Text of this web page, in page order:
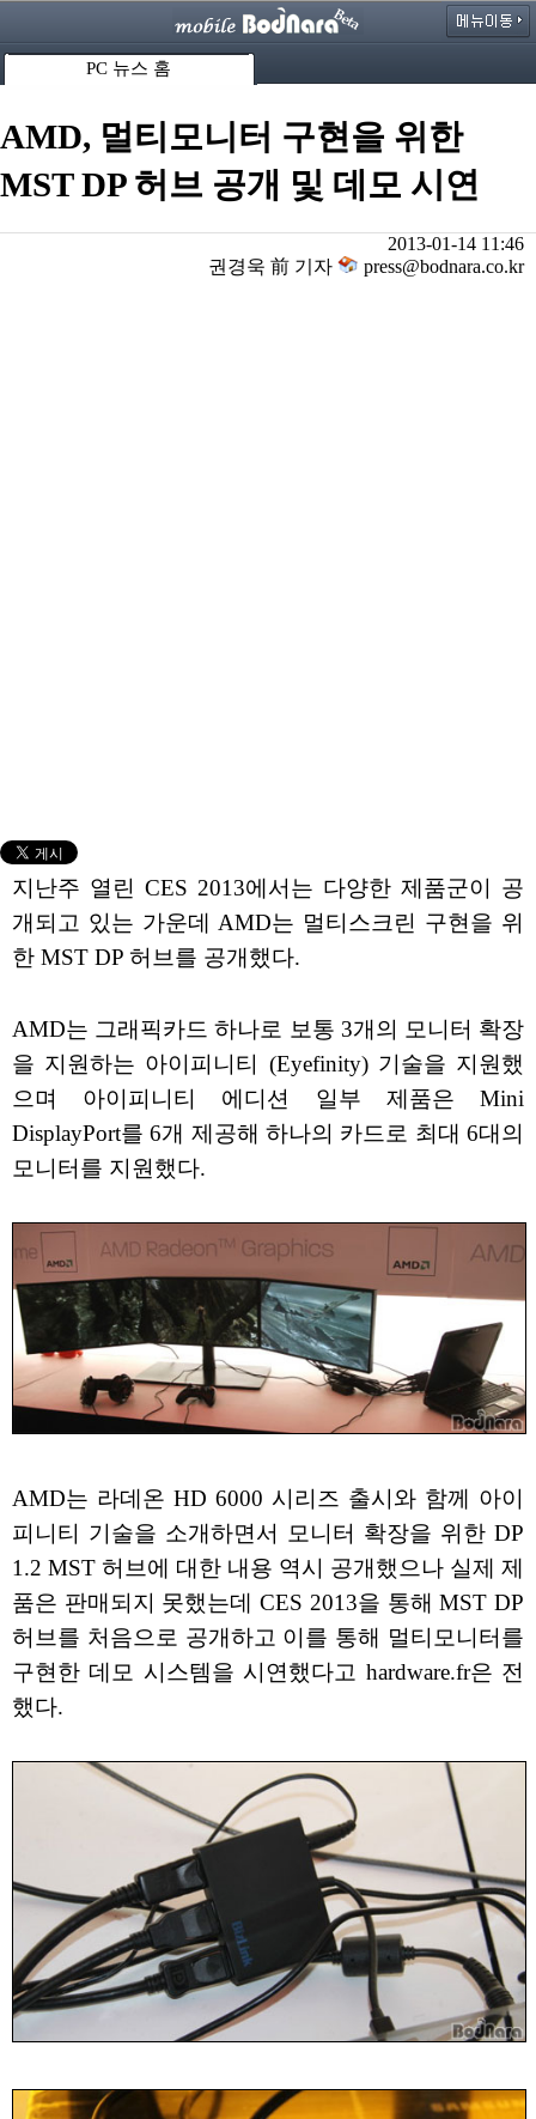
PC 뉴스 홈
AMD, 멀티모니터 구현을 위한
MST DP 허브 공개 및 데모 시연
2013-01-14 11:46
권경욱 前 기자
press@bodnara.co.kr
지난주 열린 CES 2013에서는 다양한 제품군이 공
개되고 있는 가운데 AMD는 멀티스크린 구현을 위
한 MST DP 허브를 공개했다.
AMD는 그래픽카드 하나로 보통 3개의 모니터 확장
을 지원하는 아이피니티 (Eyefinity) 기술을 지원했
으며 아이피니티 에디션 일부 제품은 Mini
DisplayPort를 6개 제공해 하나의 카드로 최대 6대의
모니터를 지원했다.
AMD는 라데온 HD 6000 시리즈 출시와 함께 아이
피니티 기술을 소개하면서 모니터 확장을 위한 DP
1.2 MST 허브에 대한 내용 역시 공개했으나 실제 제
품은 판매되지 못했는데 CES 2013을 통해 MST DP
허브를 처음으로 공개하고 이를 통해 멀티모니터를
구현한 데모 시스템을 시연했다고 hardware.fr은 전
했다.